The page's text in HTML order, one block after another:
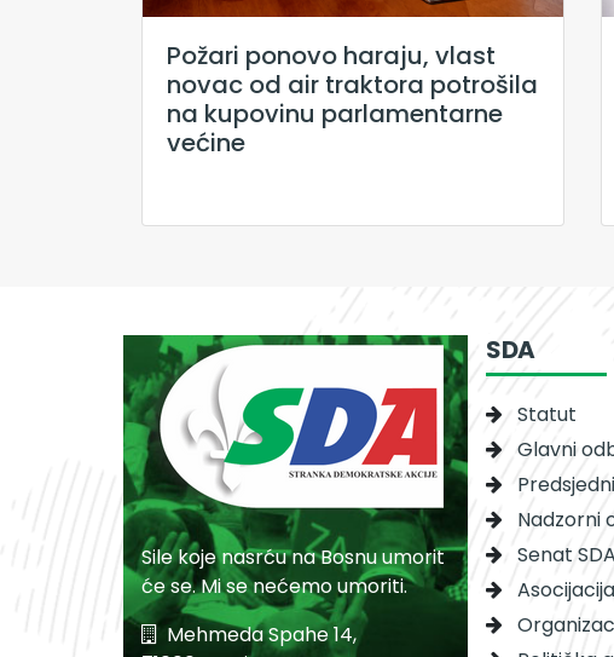
Požari ponovo haraju, vlast
novac od air traktora potrošila
na kupovinu parlamentarne
većine
Sile koje nasrću na Bosnu umorit
će se. Mi se nećemo umoriti.
Mehmeda Spahe 14,
SDA
Statut
Glavni
Nadzorni
Senat